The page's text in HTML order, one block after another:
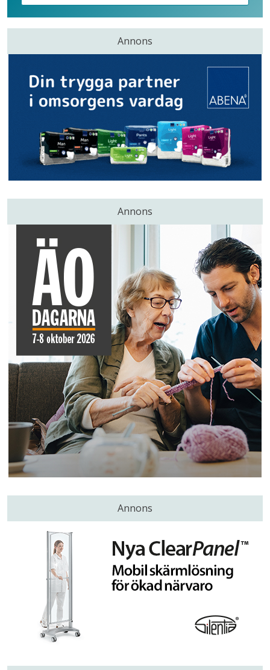
Annons
Annons
Annons